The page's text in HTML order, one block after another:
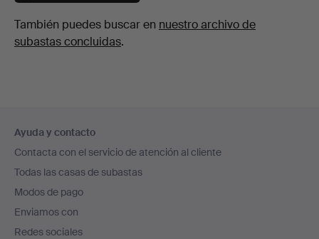
También puedes buscar en nuestro archivo de
subastas concluidas.
en
el
pie
de
página
Ayuda y contacto
Contacta con el servicio de atención al cliente
Todas las casas de subastas
Modos de pago
Enviamos con
Redes sociales